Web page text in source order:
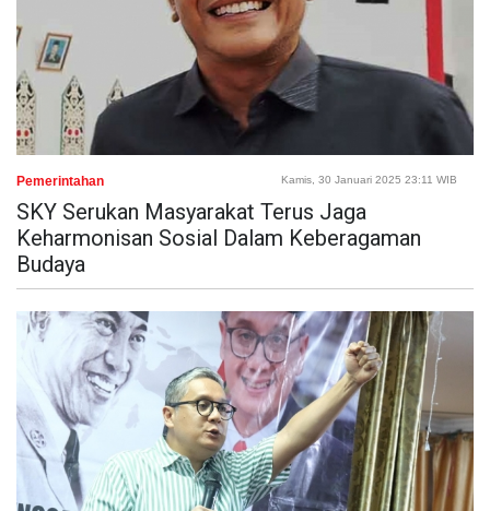
Pemerintahan Kamis, 30 Januari 2025 23:11 WIB
SKY Serukan Masyarakat Terus Jaga
Keharmonisan Sosial Dalam Keberagaman
Budaya